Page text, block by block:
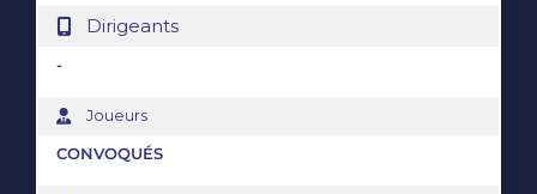
Dirigeants
-
Joueurs
CONVOQUÉS